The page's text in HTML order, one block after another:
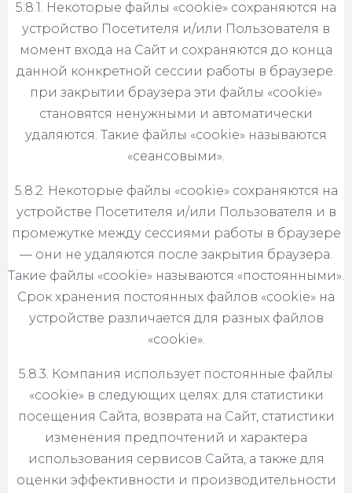
5.8.1. Некоторые файлы «cookie» сохраняются на
устройство Посетителя и/или Пользователя в
момент входа на Сайт и сохраняются до конца
данной конкретной сессии работы в браузере.
при закрытии браузера эти файлы «cookie»
становятся ненужными и автоматически
удаляются. Такие файлы «cookie» называются
«сеансовыми».
5.8.2. Некоторые файлы «cookie» сохраняются на
устройстве Посетителя и/или Пользователя и в
промежутке между сессиями работы в браузере
— они не удаляются после закрытия браузера.
Такие файлы «cookie» называются «постоянными».
Срок хранения постоянных файлов «cookie» на
устройстве различается для разных файлов
«cookie».
5.8.3. Компания использует постоянные файлы
«cookie» в следующих целях: для статистики
посещения Сайта, возврата на Сайт, статистики
изменения предпочтений и характера
использования сервисов Сайта, а также для
оценки эффективности и производительности